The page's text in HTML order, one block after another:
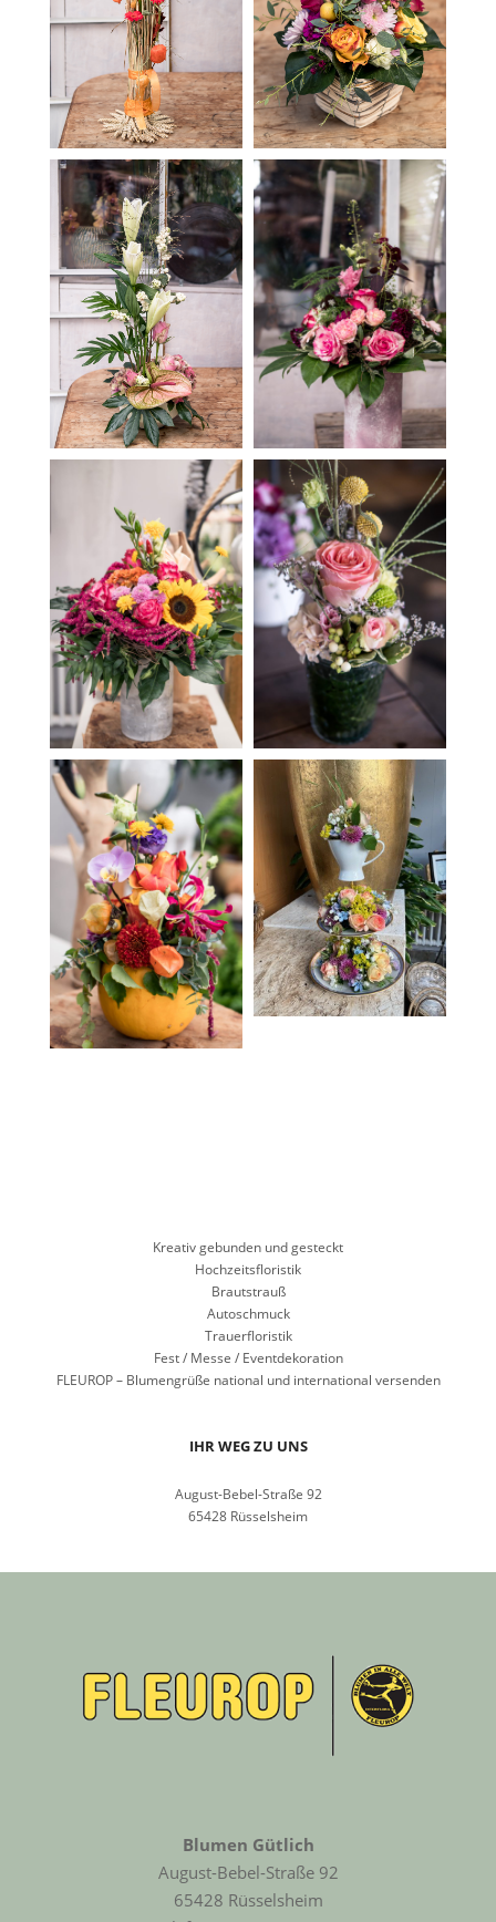
Kreativ gebunden und gesteckt
Hochzeitsfloristik
Brautstrauß
Autoschmuck
Trauerfloristik
Fest / Messe / Eventdekoration
FLEUROP – Blumengrüße national und international versenden
IHR WEG ZU UNS
August-Bebel-Straße 92
65428 Rüsselsheim
Blumen Gütlich
August-Bebel-Straße 92
65428 Rüsselsheim